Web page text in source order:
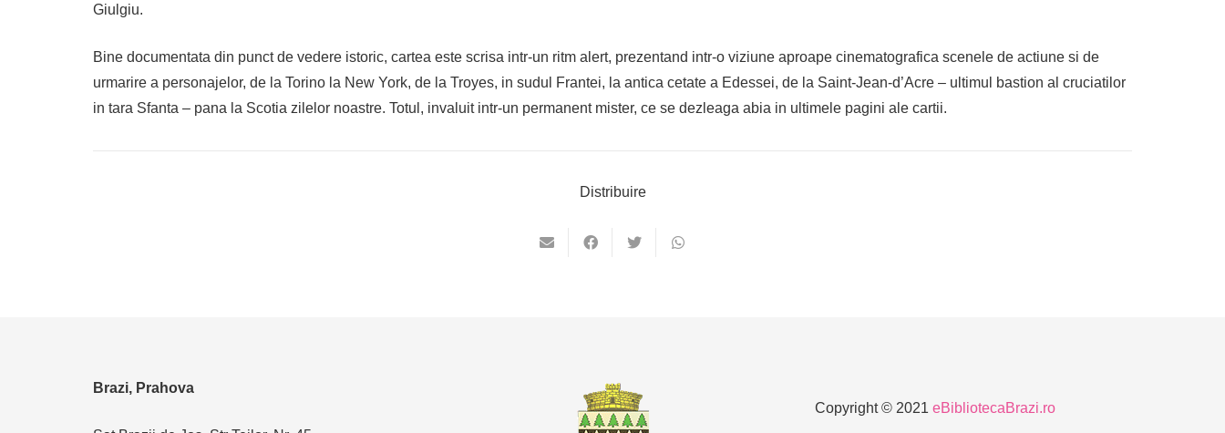
Giulgiu.
Bine documentata din punct de vedere istoric, cartea este scrisa intr-un ritm alert, prezentand intr-o viziune aproape cinematografica scenele de actiune si de
urmarire a personajelor, de la Torino la New York, de la Troyes, in sudul Frantei, la antica cetate a Edessei, de la Saint-Jean-d’Acre – ultimul bastion al cruciatilor
in tara Sfanta – pana la Scotia zilelor noastre. Totul, invaluit intr-un permanent mister, ce se dezleaga abia in ultimele pagini ale cartii.
Distribuire
Brazi, Prahova
Copyright © 2021 eBibliotecaBrazi.ro